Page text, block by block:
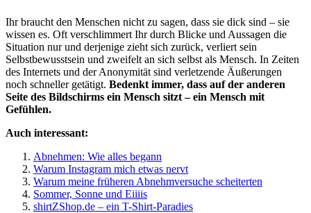
Ihr braucht den Menschen nicht zu sagen, dass sie dick sind – sie
wissen es. Oft verschlimmert Ihr durch Blicke und Aussagen die
Situation nur und derjenige zieht sich zurück, verliert sein
Selbstbewusstsein und zweifelt an sich selbst als Mensch. In Zeiten
des Internets und der Anonymität sind verletzende Äußerungen
noch schneller getätigt. Bedenkt immer, dass auf der anderen
Seite des Bildschirms ein Mensch sitzt – ein Mensch mit
Gefühlen.
Auch interessant:
Abnehmen: Wie alles begann
Warum Instagram mich etwas nervt
Warum meine früheren Abnehmversuche scheiterten
Sommer, Sonne und Eiiiis
shirtZShop.de – ein T-Shirt-Paradies